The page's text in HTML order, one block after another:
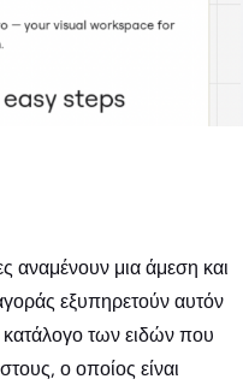
αναμένουν μια άμεση και
εξυπηρετούν αυτόν
των ειδών που
ο οποίος είναι